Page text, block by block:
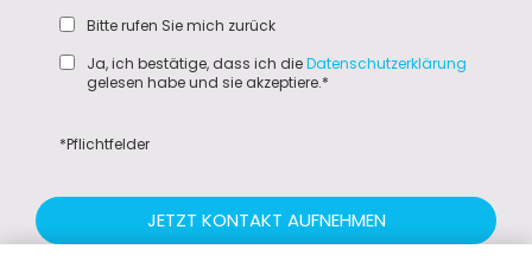
Bitte rufen Sie mich zurück
Ja, ich bestätige, dass ich dieDatenschutzerklärung
gelesen habe und sie akzeptiere.*
*Pflichtfelder
JETZT KONTAKT AUFNEHMEN